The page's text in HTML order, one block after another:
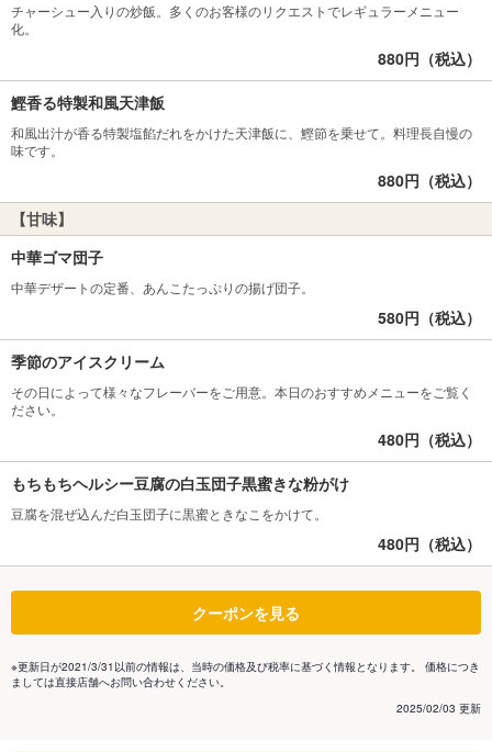
チャーシュー入りの炒飯。多くのお客様のリクエストでレギュラーメニュー
化。
880円（税込）
鰹香る特製和風天津飯
和風出汁が香る特製塩餡だれをかけた天津飯に、鰹節を乗せて。料理長自慢の
味です。
880円（税込）
【甘味】
中華ゴマ団子
中華デザートの定番、あんこたっぷりの揚げ団子。
580円（税込）
季節のアイスクリーム
その日によって様々なフレーバーをご用意。本日のおすすめメニューをご覧く
ださい。
480円（税込）
もちもちヘルシー豆腐の白玉団子黒蜜きな粉がけ
豆腐を混ぜ込んだ白玉団子に黒蜜ときなこをかけて。
480円（税込）
クーポンを見る
※更新日が2021/3/31以前の情報は、当時の価格及び税率に基づく情報となります。 価格につき
ましては直接店舗へお問い合わせください。
2025/02/03 更新